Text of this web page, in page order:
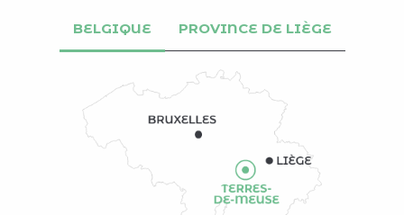
BELGIQUE PROVINCE DE LIÈGE